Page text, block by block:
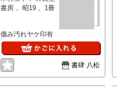
書房 、昭19 、1冊
傷み汚れヤケ印有
書肆 八松